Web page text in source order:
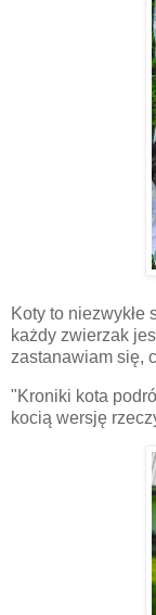
Koty to niezwykłe
każdy zwierzak
zastanawiam się,
"Kroniki kota
kocią wersję